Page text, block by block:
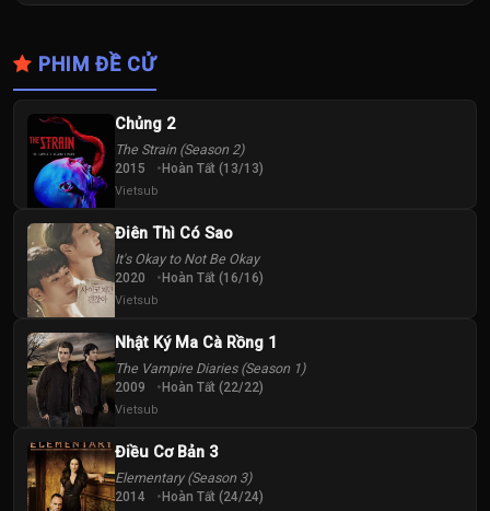
PHIM ĐỀ CỬ
Chủng 2
The Strain (Season 2)
2015 Hoàn Tất (13/13)
Vietsub
Điên Thì Có Sao
It's Okay to Not Be Okay
2020 Hoàn Tất (16/16)
Vietsub
Nhật Ký Ma Cà Rồng 1
The Vampire Diaries (Season 1)
2009 Hoàn Tất (22/22)
Vietsub
Điều Cơ Bản 3
Elementary (Season 3)
2014 Hoàn Tất (24/24)